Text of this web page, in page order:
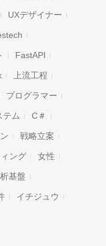
UXデザイナー
FastAPI
上流工程
プログラマー
テム C＃
戦略立案
ング 女性
基盤
イチジュウ